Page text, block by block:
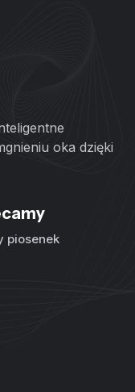
oka dzięki
piosenek